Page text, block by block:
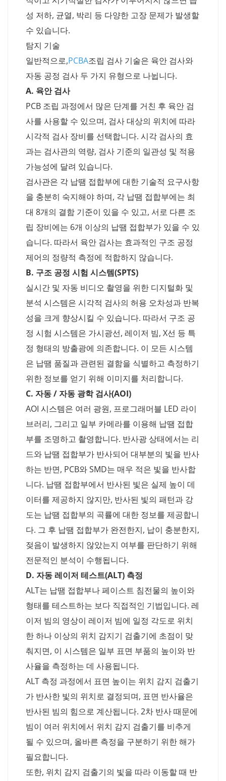
성 저하, 균열, 박리 등 다양한 고장 문제가 발생할
수 있습니다.
탐지 기술
일반적으로,PCBA조립 검사 기술은 육안 검사와
자동 공정 검사 두 가지 유형으로 나뉩니다.
A. 육안 검사
PCB 조립 과정에서 많은 단계를 거친 후 육안 검
사를 사용할 수 있으며, 검사 대상의 위치에 따라
시각적 검사 장비를 선택합니다. 시각 검사의 효
과는 검사관의 역량, 검사 기준의 일관성 및 적용
가능성에 달려 있습니다.
검사관은 각 납땜 접합부에 대한 기술적 요구사항
을 충분히 숙지해야 하며, 각 납땜 접합부에는 최
대 8개의 결함 기준이 있을 수 있고, 서로 다른 조
립 장비에는 6개 이상의 납땜 접합부가 있을 수 있
습니다. 따라서 육안 검사는 효과적인 구조 공정
제어의 정량적 측정에 적합하지 않습니다.
B. 구조 공정 시험 시스템(SPTS)
실시간 및 자동 비디오 촬영을 위한 디지털화 및
분석 시스템은 시각적 검사의 허용 오차성과 반복
성을 크게 향상시킬 수 있습니다. 따라서 구조 공
정 시험 시스템은 가시광선, 레이저 빔, X선 등 특
정 형태의 방출광에 의존합니다. 이 모든 시스템
은 납땜 품질과 관련된 결함을 식별하고 측정하기
위한 정보를 얻기 위해 이미지를 처리합니다.
C. 자동 / 자동 광학 검사(AOI)
AOI 시스템은 여러 광원, 프로그래머블 LED 라이
브러리, 그리고 일부 카메라를 이용해 납땜 접합
부를 조명하고 촬영합니다. 반사광 상태에서는 리
드와 납땜 접합부가 반사되어 대부분의 빛을 반사
하는 반면, PCB와 SMD는 매우 적은 빛을 반사합
니다. 납땜 접합부에서 반사된 빛은 실제 높이 데
이터를 제공하지 않지만, 반사된 빛의 패턴과 강
도는 납땜 접합부의 곡률에 대한 정보를 제공합니
다. 그 후 납땜 접합부가 완전한지, 납이 충분한지,
젖음이 발생하지 않았는지 여부를 판단하기 위해
전문적인 분석이 수행됩니다.
D. 자동 레이저 테스트(ALT) 측정
ALT는 납땜 접합부나 페이스트 침전물의 높이와
형태를 테스트하는 보다 직접적인 기법입니다. 레
이저 빔의 영상이 레이저 빔에 일정 각도로 위치
한 하나 이상의 위치 감지기 검출기에 초점이 맞
춰지면, 이 시스템은 일부 표면 부품의 높이와 반
사율을 측정하는 데 사용됩니다.
ALT 측정 과정에서 표면 높이는 위치 감지 검출기
가 반사한 빛의 위치로 결정되며, 표면 반사율은
반사된 빔의 힘으로 계산됩니다. 2차 반사 때문에
빔이 여러 위치에서 위치 감지 검출기를 비추게
될 수 있으며, 올바른 측정을 구분하기 위한 해가
필요합니다.
또한, 위치 감지 검출기의 빛을 따라 이동할 때 반